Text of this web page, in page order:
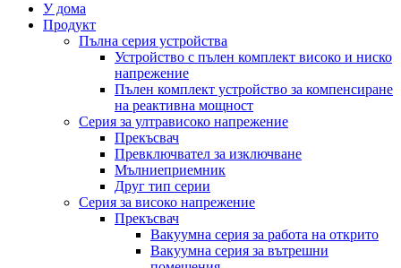
У дома
Продукт
Пълна серия устройства
Устройство с пълен комплект високо и ниско
напрежение
Пълен комплект устройство за компенсиране
на реактивна мощност
Серия за ултрависоко напрежение
Прекъсвач
Превключвател за изключване
Мълниеприемник
Друг тип серии
Серия за високо напрежение
Прекъсвач
Вакуумна серия за работа на открито
Вакуумна серия за вътрешни